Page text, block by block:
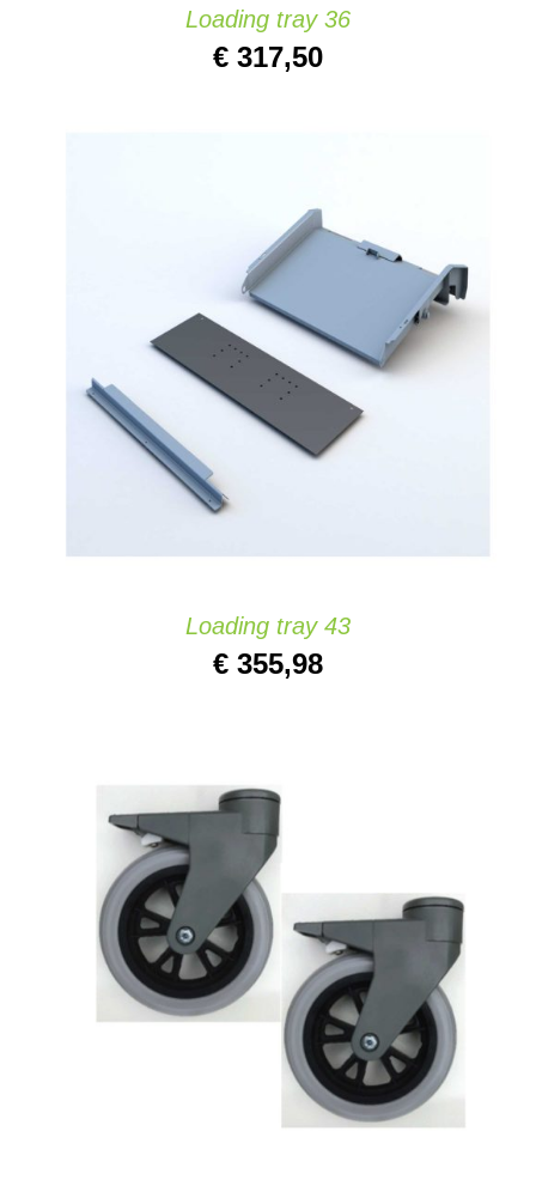
Loading tray 36
€ 317,50
AJOUTER AU PANIER
/
Loading tray 43
€ 355,98
AJOUTER AU PANIER
/
DETAILS